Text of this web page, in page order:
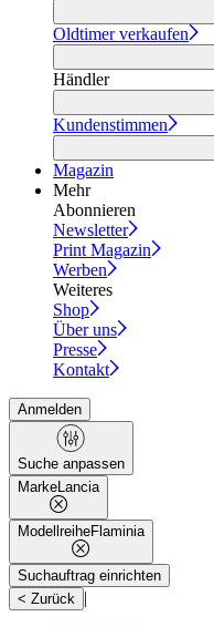
Oldtimer verkaufen
Händler
Kundenstimmen
Magazin
Mehr
Abonnieren
Newsletter
Print Magazin
Werben
Weiteres
Shop
Über uns
Presse
Kontakt
Anmelden
Suche anpassen
MarkeLancia
ModellreiheFlaminia
Suchauftrag einrichten
< Zurück |